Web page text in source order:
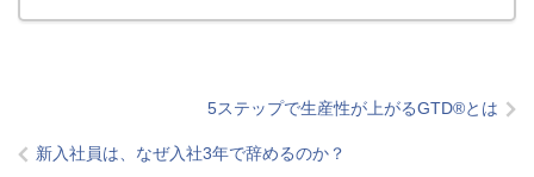
5ステップで生産性が上がるGTD®とは
新入社員は、なぜ入社3年で辞めるのか？